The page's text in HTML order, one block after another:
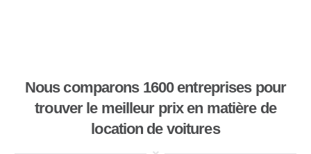
Nous comparons 1600 entreprises pour
trouver le meilleur prix en matière de
location de voitures